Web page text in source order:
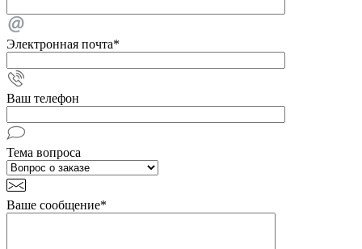
Электронная почта*
Ваш телефон
Тема вопроса
Ваше сообщение*